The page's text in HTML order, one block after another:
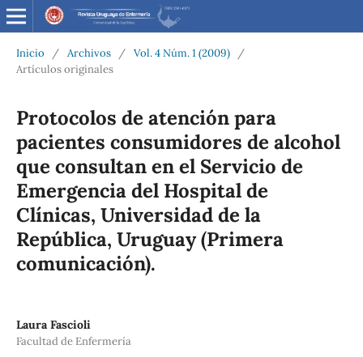
Inicio / Archivos / Vol. 4 Núm. 1 (2009)
/
Artículos originales
Protocolos de atención para
pacientes consumidores de alcohol
que consultan en el Servicio de
Emergencia del Hospital de
Clínicas, Universidad de la
República, Uruguay (Primera
comunicación).
Laura Fascioli
Facultad de Enfermería